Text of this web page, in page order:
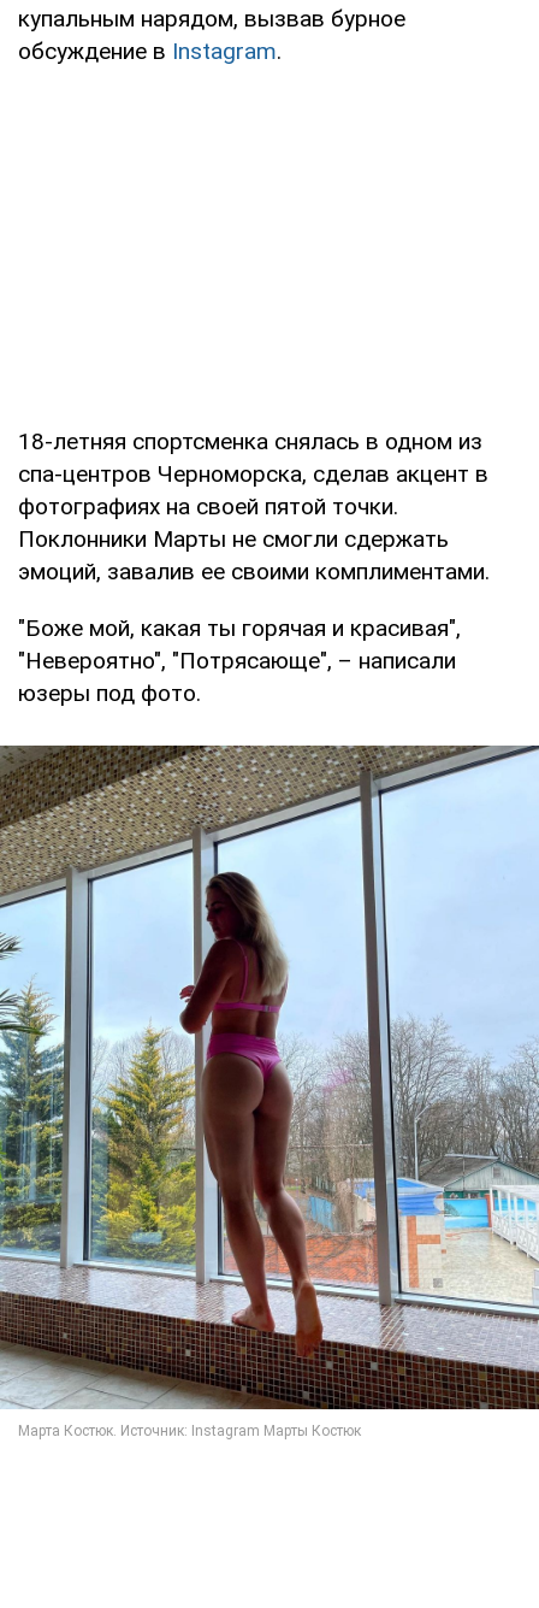
купальным нарядом, вызвав бурное
обсуждение в Instagram.
18-летняя спортсменка снялась в одном из
спа-центров Черноморска, сделав акцент в
фотографиях на своей пятой точки.
Поклонники Марты не смогли сдержать
эмоций, завалив ее своими комплиментами.
"Боже мой, какая ты горячая и красивая",
"Невероятно", "Потрясающе", – написали
юзеры под фото.